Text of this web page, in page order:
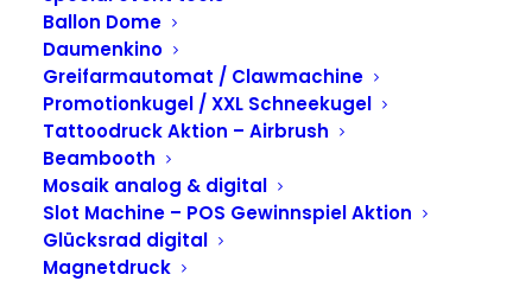
Ballon Dome
Daumenkino
Greifarmautomat / Clawmachine
Promotionkugel / XXL Schneekugel
Tattoodruck Aktion – Airbrush
Beambooth
Mosaik analog & digital
Slot Machine – POS Gewinnspiel Aktion
Glücksrad digital
Magnetdruck